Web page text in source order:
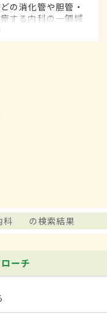
の消化管や胆管・
する内科の一領域
科 の検索結果
ーチ